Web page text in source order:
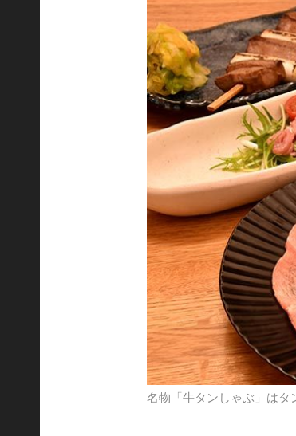
名物「牛タンしゃぶ」はタ